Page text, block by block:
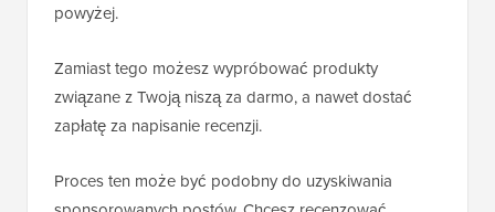
powyżej.
Zamiast tego możesz wypróbować produkty
związane z Twoją niszą za darmo, a nawet dostać
zapłatę za napisanie recenzji.
Proces ten może być podobny do uzyskiwania